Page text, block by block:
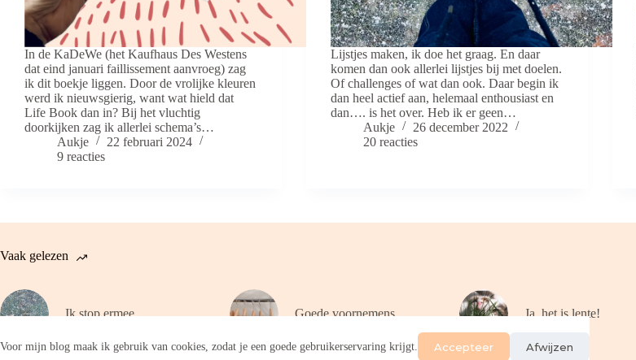
Voor mijn blog maak ik gebruik van cookies, zodat je een goede gebruikerservaring krijgt. Accepteer Afwijzen
In de KaDeWe (het Kaufhaus Des Westens
dat eind januari faillissement aanvroeg) zag
ik dit boekje liggen. Door de vrolijke kleuren
werd ik nieuwsgierig, want wat hield dat
Life Book dan in? Bij het vluchtig
doorkijken zag ik allerlei schema’s…
Aukje
22 februari 2024
9 reacties
Lijstjes maken, ik doe het graag. En daar
komen dan ook allerlei lijstjes bij met doelen.
Of challenges of wat dan ook. Daar begin ik
dan heel actief aan, helemaal enthousiast en
dan…. is het over. Heb ik er geen…
Aukje
26 december 2022
20 reacties
Vaak gelezen
Ik stop ermee Goede voornemens Ja, het is lente!